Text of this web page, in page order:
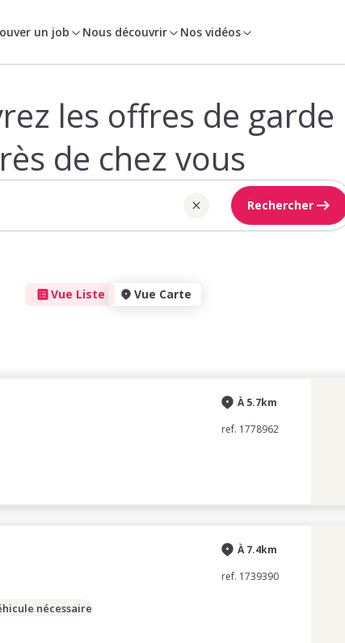
un job Nous découvrir Nos vidéos
les offres de garde
de chez vous
Rechercher
Vue Liste Vue Carte
À 5.7km
ref. 1778962
À 7.4km
ref. 1739390
nécessaire